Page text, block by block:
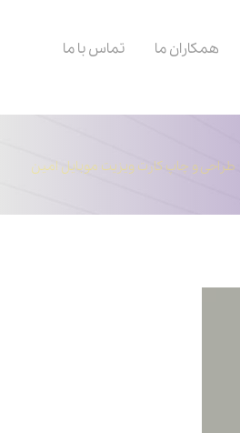
همکاران ما تماس با ما
طراحی و چاپ کارت ویزیت موبایل امین